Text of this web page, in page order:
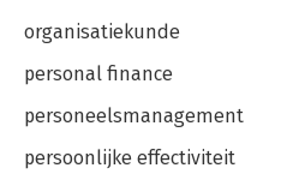
organisatiekunde
personal finance
personeelsmanagement
persoonlijke effectiviteit